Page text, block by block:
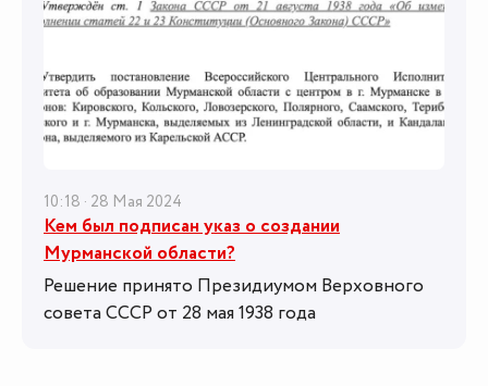
10:18 · 28 Мая 2024
Кем был подписан указ о создании
Мурманской области?
Решение принято Президиумом Верховного
совета СССР от 28 мая 1938 года